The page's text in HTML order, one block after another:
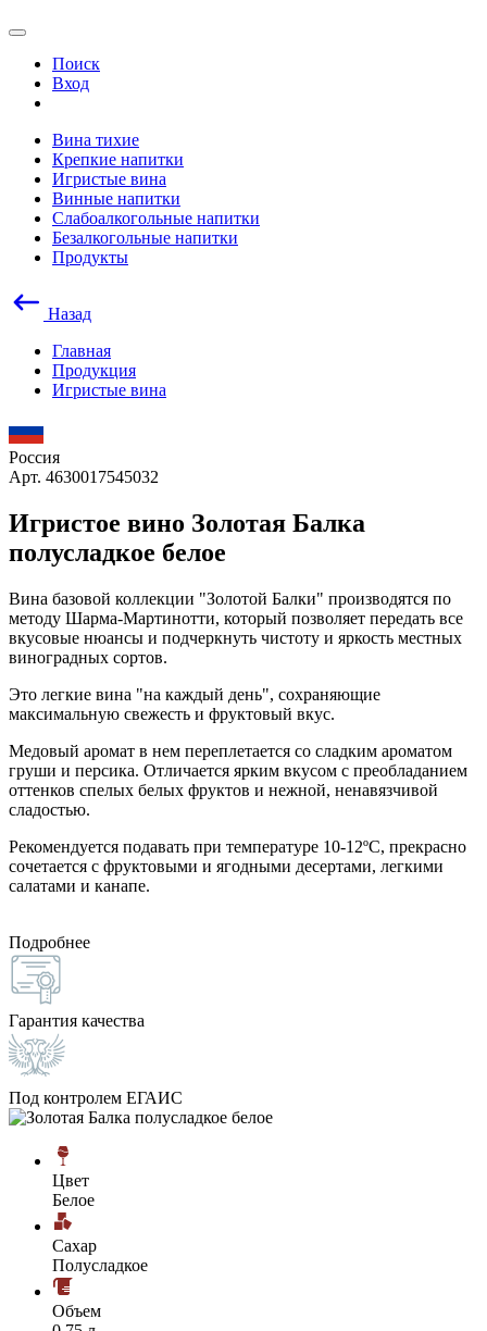
Поиск
Вход
Вина тихие
Крепкие напитки
Игристые вина
Винные напитки
Слабоалкогольные напитки
Безалкогольные напитки
Продукты
Назад
Главная
Продукция
Игристые вина
Россия
Арт. 4630017545032
Игристое вино Золотая Балка
полусладкое белое
Вина базовой коллекции "Золотой Балки" производятся по
методу Шарма-Мартинотти, который позволяет передать все
вкусовые нюансы и подчеркнуть чистоту и яркость местных
виноградных сортов.
Это легкие вина "на каждый день", сохраняющие
максимальную свежесть и фруктовый вкус.
Медовый аромат в нем переплетается со сладким ароматом
груши и персика. Отличается ярким вкусом с преобладанием
оттенков спелых белых фруктов и нежной, ненавязчивой
сладостью.
Рекомендуется подавать при температуре 10-12ºC, прекрасно
сочетается с фруктовыми и ягодными десертами, легкими
салатами и канапе.
Подробнее
Гарантия качества
Под контролем ЕГАИС
Цвет
Белое
Сахар
Полусладкое
Объем